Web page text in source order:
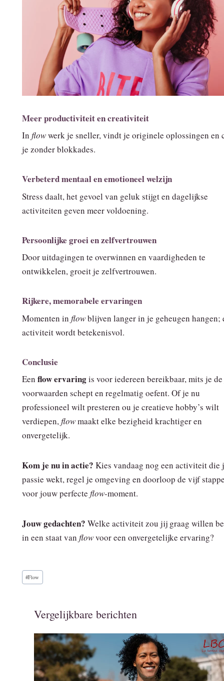
Meer productiviteit en creativiteit
In flowwerk je sneller, vindt je originele oplossingen en
je zonder blokkades.
Verbeterd mentaal en emotioneel welzijn
Stress daalt, het gevoel van geluk stijgt en dagelijkse
activiteiten geven meer voldoening.
Persoonlijke groei en zelfvertrouwen
Door uitdagingen te overwinnen en vaardigheden te
ontwikkelen, groeit je zelfvertrouwen.
Rijkere, memorabele ervaringen
Momenten in flowblijven langer in je geheugen hangen;
activiteit wordt betekenisvol.
Conclusie
Een flow ervaringis voor iedereen bereikbaar, mits je
voorwaarden schept en regelmatig oefent. Of je nu
professioneel wilt presteren ou je creatieve hobby’s wilt
verdiepen,flowmaakt elke bezigheid krachtiger en
onvergetelijk.
Kom je nu in actie? Kies vandaag nog een activiteit die
passie wekt, regel je omgeving en doorloop de vijf
voor jouw perfecte flow‑moment.
Jouw gedachten? Welke activiteit zou jij graag willen
in een staat van flowvoor een onvergetelijke ervaring?
Bericht
tags:
#Flow
Vergelijkbare berichten